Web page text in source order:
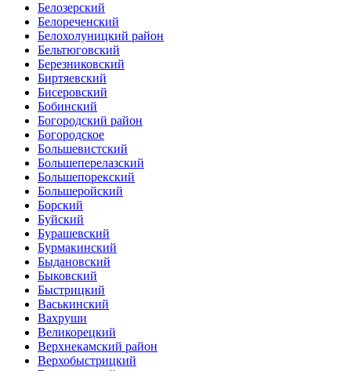
Белозерский
Белореченский
Белохолуницкий район
Бельтюговский
Березниковский
Биртяевский
Бисеровский
Бобинский
Богородский район
Богородское
Большевистский
Большеперелазский
Большепорекский
Большеройский
Борский
Буйский
Бурашевский
Бурмакинский
Быдановский
Быковский
Быстрицкий
Васькинский
Вахруши
Великорецкий
Верхнекамский район
Верхобыстрицкий